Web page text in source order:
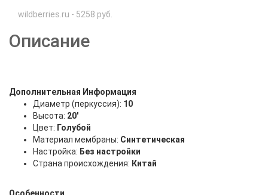
wildberries.ru - 5258 руб.
Описание
Дополнительная Информация
Диаметр (перкуссия): 10
Высота: 20'
Цвет: Голубой
Материал мембраны: Синтетическая
Настройка: Без настройки
Страна происхождения: Китай